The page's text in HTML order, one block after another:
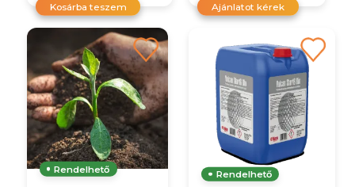
Kosárba teszem Ajánlatot kérek
Rendelhető Rendelhető